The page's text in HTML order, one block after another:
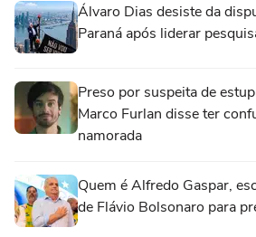
Álvaro Dias desiste da
Paraná após liderar
Preso por suspeita de
Marco Furlan disse ter
namorada
Quem é Alfredo Gaspar,
de Flávio Bolsonaro para